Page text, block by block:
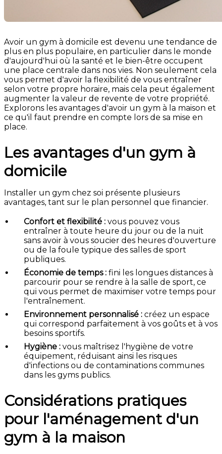
Avoir un gym à domicile est devenu une tendance de
plus en plus populaire, en particulier dans le monde
d'aujourd'hui où la santé et le bien-être occupent
une place centrale dans nos vies. Non seulement cela
vous permet d'avoir la flexibilité de vous entraîner
selon votre propre horaire, mais cela peut également
augmenter la valeur de revente de votre propriété.
Explorons les avantages d'avoir un gym à la maison et
ce qu'il faut prendre en compte lors de sa mise en
place.
Les avantages d'un gym à
domicile
Installer un gym chez soi présente plusieurs
avantages, tant sur le plan personnel que financier.
Confort et flexibilité : vous pouvez vous
entraîner à toute heure du jour ou de la nuit
sans avoir à vous soucier des heures d'ouverture
ou de la foule typique des salles de sport
publiques.
Économie de temps : fini les longues distances à
parcourir pour se rendre à la salle de sport, ce
qui vous permet de maximiser votre temps pour
l'entraînement.
Environnement personnalisé : créez un espace
qui correspond parfaitement à vos goûts et à vos
besoins sportifs.
Hygiène : vous maîtrisez l'hygiène de votre
équipement, réduisant ainsi les risques
d'infections ou de contaminations communes
dans les gyms publics.
Considérations pratiques
pour l'aménagement d'un
gym à la maison